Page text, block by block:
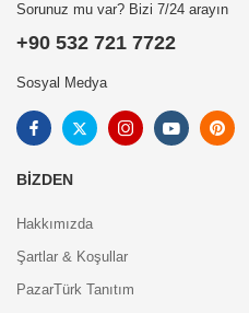
Sorunuz mu var? Bizi 7/24 arayın
+90 532 721 7722
Sosyal Medya
BIZDEN
Hakkımızda
Şartlar & Koşullar
PazarTürk Tanıtım